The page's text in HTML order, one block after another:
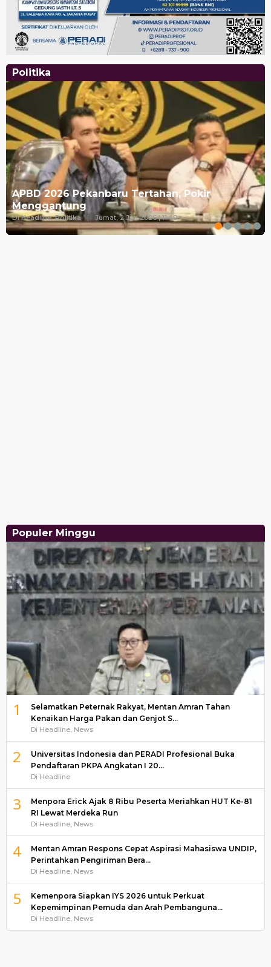
Politika
APBD 2026 Pekanbaru Tertahan, Pokir
Menggantung
Di Headline, Politika | Jumat, 2 Jan 2026 | 11:49
Populer Minggu
1
Selamatkan Peternak Rakyat, Mentan Amran Tahan
Kenaikan Harga Pakan dan Genjot S…
Di Headline, News
2
Universitas Indonesia dan PERADI Profesional Buka
Pendaftaran PKPA Angkatan I 20…
Di Headline
3
Menpora Erick Ajak 8 Ribu Peserta Meriahkan HUT Ke-81
RI Lewat Merdeka Run
Di Headline, News
4
Mentan Amran Respons Cepat Aspirasi Mahasiswa UNDIP,
Perintahkan Pengiriman Bera…
Di Headline, News
5
Kemenpora Siapkan IYS 2026 untuk Perkuat
Kepemimpinan Pemuda dan Arah Pembanguna…
Di Headline, News